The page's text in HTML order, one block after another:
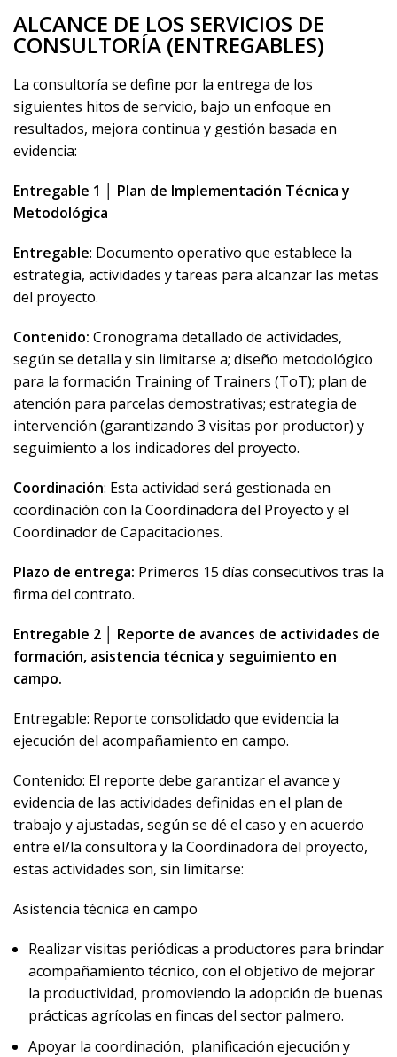
ALCANCE DE LOS SERVICIOS DE
CONSULTORÍA (ENTREGABLES)
La consultoría se define por la entrega de los
siguientes hitos de servicio, bajo un enfoque en
resultados, mejora continua y gestión basada en
evidencia:
Entregable 1 │ Plan de Implementación Técnica y
Metodológica
Entregable: Documento operativo que establece la
estrategia, actividades y tareas para alcanzar las metas
del proyecto.
Contenido: Cronograma detallado de actividades,
según se detalla y sin limitarse a; diseño metodológico
para la formación Training of Trainers (ToT); plan de
atención para parcelas demostrativas; estrategia de
intervención (garantizando 3 visitas por productor) y
seguimiento a los indicadores del proyecto.
Coordinación: Esta actividad será gestionada en
coordinación con la Coordinadora del Proyecto y el
Coordinador de Capacitaciones.
Plazo de entrega: Primeros 15 días consecutivos tras la
firma del contrato.
Entregable 2 │ Reporte de avances de actividades de
formación, asistencia técnica y seguimiento en
campo.
Entregable: Reporte consolidado que evidencia la
ejecución del acompañamiento en campo.
Contenido: El reporte debe garantizar el avance y
evidencia de las actividades definidas en el plan de
trabajo y ajustadas, según se dé el caso y en acuerdo
entre el/la consultora y la Coordinadora del proyecto,
estas actividades son, sin limitarse:
Asistencia técnica en campo
Realizar visitas periódicas a productores para brindar
acompañamiento técnico, con el objetivo de mejorar
la productividad, promoviendo la adopción de buenas
prácticas agrícolas en fincas del sector palmero.
Apoyar la coordinación, planificación ejecución y